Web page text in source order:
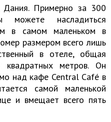
Дания. Примерно за 300
насладиться
в самом маленьком в
размером всего лишь
в отеле, общая
метров. Он
над кафе Central Café в
самой маленькой
и вмещает всего пять